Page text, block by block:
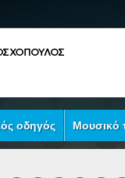
οδηγός Μουσικό